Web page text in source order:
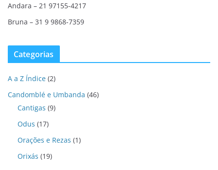
Andara – 21 97155-4217
Bruna – 31 9 9868-7359
Categorias
A a Z Índice (2)
Candomblé e Umbanda (46)
Cantigas (9)
Odus (17)
Orações e Rezas (1)
Orixás (19)